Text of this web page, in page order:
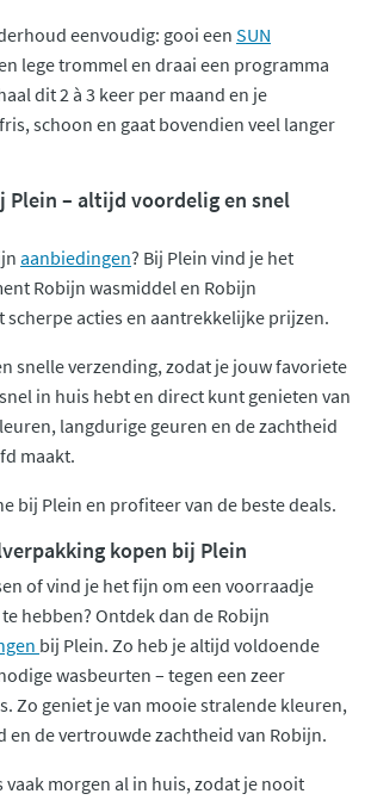
eenvoudig: gooi een SUN
lege trommel en draai een programma
dit 2 à 3 keer per maand en je
schoon en gaat bovendien veel langer
Plein – altijd voordelig en snel
aanbiedingen? Bij Plein vind je het
Robijn wasmiddel en Robijn
scherpe acties en aantrekkelijke prijzen.
snelle verzending, zodat je jouw favoriete
in huis hebt en direct kunt genieten van
langdurige geuren en de zachtheid
maakt.
bij Plein en profiteer van de beste deals.
kopen bij Plein
of vind je het fijn om een voorraadje
hebben? Ontdek dan de Robijn
bij Plein. Zo heb je altijd voldoende
wasbeurten – tegen een zeer
Zo geniet je van mooie stralende kleuren,
en de vertrouwde zachtheid van Robijn.
vaak morgen al in huis, zodat je nooit